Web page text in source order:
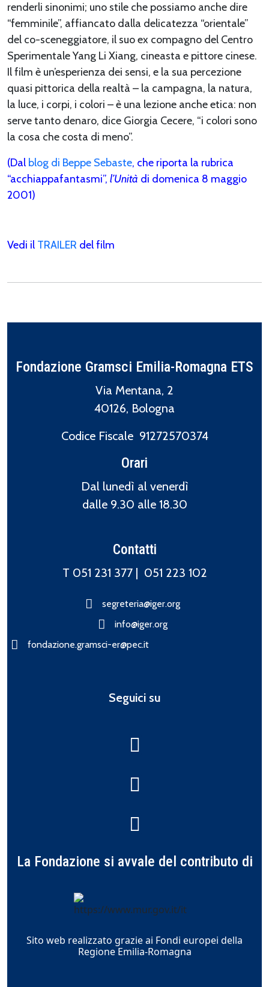
renderli sinonimi; uno stile che possiamo anche dire
“femminile”, affiancato dalla delicatezza “orientale”
del co-sceneggiatore, il suo ex compagno del Centro
Sperimentale Yang Li Xiang, cineasta e pittore cinese.
Il film è un’esperienza dei sensi, e la sua percezione
quasi pittorica della realtà – la campagna, la natura,
la luce, i corpi, i colori – è una lezione anche etica: non
serve tanto denaro, dice Giorgia Cecere, “i colori sono
la cosa che costa di meno”.
(Dal blog di Beppe Sebaste, che riporta la rubrica
“acchiappafantasmi”, l’Unità di domenica 8 maggio
2001)
Vedi il TRAILER del film
Fondazione Gramsci Emilia-Romagna ETS
Via Mentana, 2
40126, Bologna
Codice Fiscale 91272570374
Orari
Dal lunedì al venerdì
dalle 9.30 alle 18.30
Contatti
T 051 231 377 | 051 223 102
segreteria@iger.org
info@iger.org
fondazione.gramsci-er@pec.it
Seguici su
La Fondazione si avvale del contributo di
Sito web realizzato grazie ai Fondi europei della
Regione Emilia-Romagna